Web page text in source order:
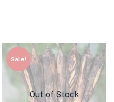
Sale!
Out of Stock